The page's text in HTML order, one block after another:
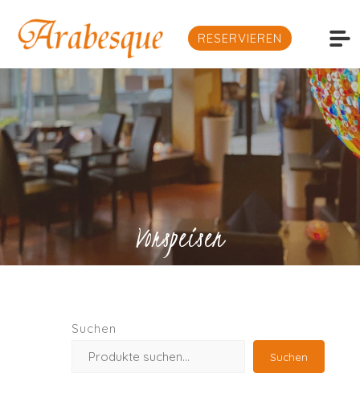
RESERVIEREN
Vorspeisen
Suchen
Suchen